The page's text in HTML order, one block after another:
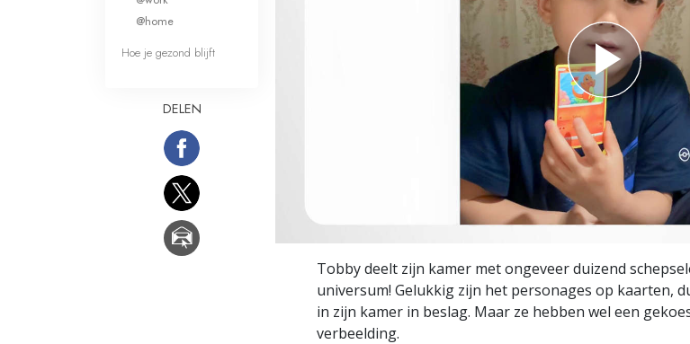
Tobby deelt zijn kamer met ongeveer duizend
universum! Gelukkig zijn het personages op kaarten,
in zijn kamer in beslag. Maar ze hebben wel een
verbeelding.
@home
Hoe je gezond blijft
DELEN